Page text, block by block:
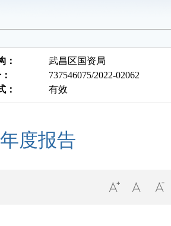
：
武昌区国资局
737546075/2022-02062
：
有效
度报告